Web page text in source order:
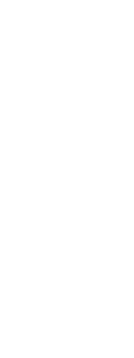
sich beim Standesamt
Amt.